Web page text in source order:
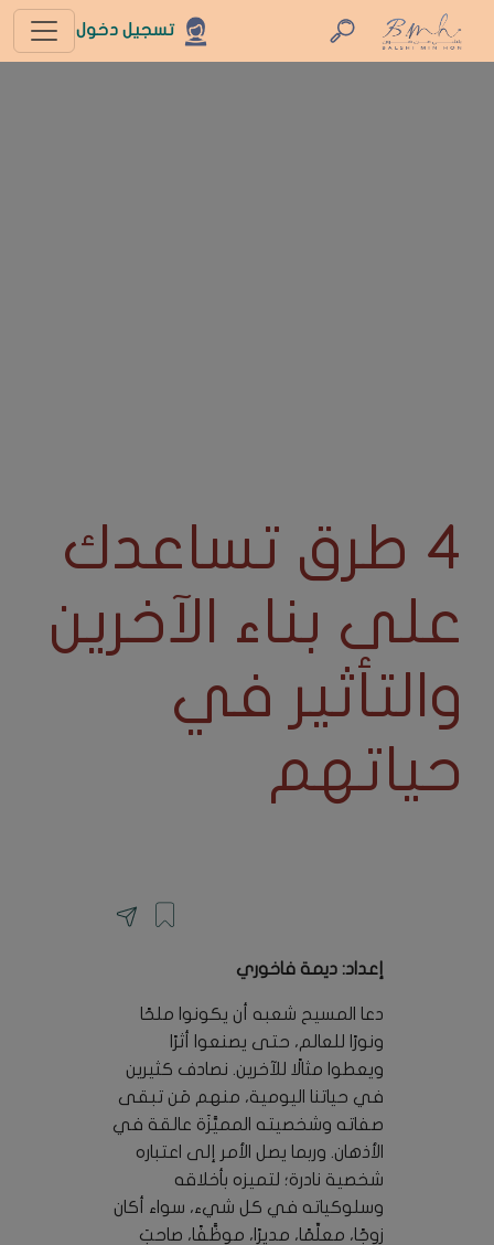
تسجيل دخول
٤ طرق تساعدك
على بناء الآخرين
والتأثير في
حياتهم
إعداد: ديمة فاخوري
دعا المسيح شعبه أن يكونوا ملحًا
ونورًا للعالم، حتى يصنعوا أثرًا
ويعطوا مثالًا للآخرين. نصادف كثيرين
في حياتنا اليومية، منهم مَن تبقى
صفاته وشخصيته المميَّزَة عالقة في
الأذهان. وربما يصل الأمر إلى اعتباره
شخصية نادرة؛ لتميزه بأخلاقه
وسلوكياته في كل شيء، سواء أكان
زوجًا، معلِّمًا، مديرًا، موظَّفًا، صاحبَ